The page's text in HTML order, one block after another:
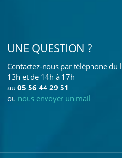
UNE QUESTION ?
Contactez-nous par téléphone
13h et de 14h à 17h
au 05 56 44 29 51
ou nous envoyer un mail